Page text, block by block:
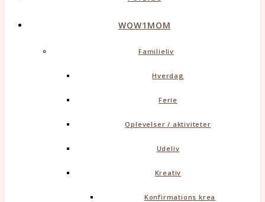
WOW1MOM
Familieliv
Hverdag
Ferie
Oplevelser / aktiviteter
Udeliv
Kreativ
Konfirmations krea